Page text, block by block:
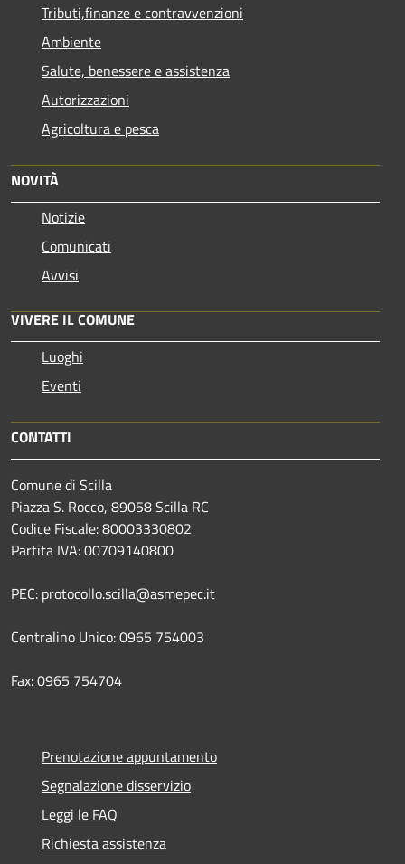
Tributi,finanze e contravvenzioni
Ambiente
Salute, benessere e assistenza
Autorizzazioni
Agricoltura e pesca
NOVITÀ
Notizie
Comunicati
Avvisi
VIVERE IL COMUNE
Luoghi
Eventi
CONTATTI
Comune di Scilla
Piazza S. Rocco, 89058 Scilla RC
Codice Fiscale: 80003330802
Partita IVA: 00709140800
PEC: protocollo.scilla@asmepec.it
Centralino Unico: 0965 754003
Fax: 0965 754704
Prenotazione appuntamento
Segnalazione disservizio
Leggi le FAQ
Richiesta assistenza